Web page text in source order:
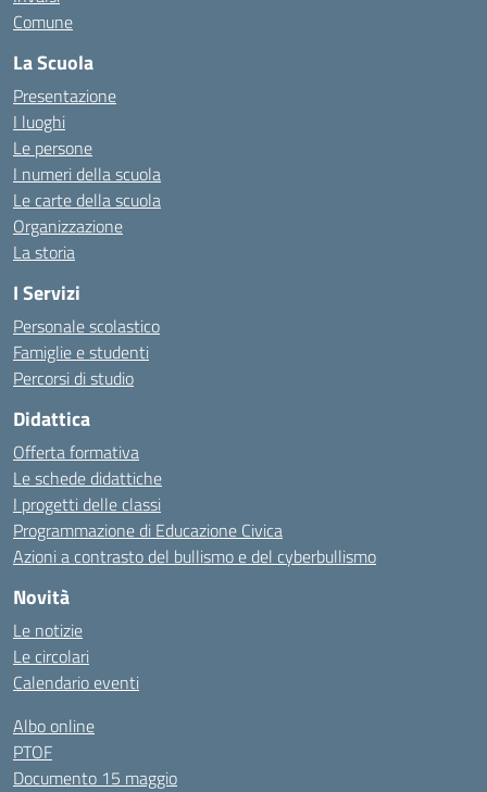
Comune
La Scuola
Presentazione
I luoghi
Le persone
I numeri della scuola
Le carte della scuola
Organizzazione
La storia
I Servizi
Personale scolastico
Famiglie e studenti
Percorsi di studio
Didattica
Offerta formativa
Le schede didattiche
I progetti delle classi
Programmazione di Educazione Civica
Azioni a contrasto del bullismo e del cyberbullismo
Novità
Le notizie
Le circolari
Calendario eventi
Albo online
PTOF
Documento 15 maggio